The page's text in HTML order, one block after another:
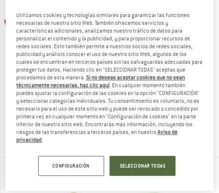
hasta un 21%
ARC'TERYX
Mantis 26
Daypack
159,95 €a partir de 126,36 €
5,0(2)
15%
ARC'TERYX
Mantis 16
Daypack
129,95 € 110,46 €
(0)
NOVEDADES DE TUS MARCAS FAVORITAS
Utilizamos cookies y tecnologías similares para garantizar las funciones
necesarias de nuestro sitio Web. También ofrecemos servicios y
características adicionales, analizamos nuestro tráfico de datos para
personalizar el contenido y la publicidad, y para proporcionar recursos de
redes sociales. Esto también permite a nuestros socios de redes sociales,
publicidad y análisis conocer el uso de nuestro sitio Web, algunos de los
cuales se encuentran en terceros países sin las salvaguardas adecuadas para
proteger tus datos. Haciendo clic en "SELECCIONAR TODAS" aceptas que
procedamos de esta manera.Si no deseas aceptar cookies que no sean
técnicamente necesarias, haz clic aquí. En cualquier momento también
puedes ajustar la configuración de las cookies en la opción "CONFIGURACIÓN"
y seleccionar categorías individuales. Tu consentimiento es voluntario, no es
necesario para el uso de este sitio web y puede ser revocado o concedido por
primera vez en cualquier momento en "Configuración de cookies" en la parte
inferior de nuestro sitio web. Encontrarás más información, incluyendo los
riesgos de las transferencias a terceros países, en nuestroAviso de
privacidad.
CONFIGURACIÓN SELECCIONAR TODAS